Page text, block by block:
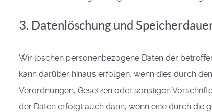
3. Datenlöschung und
Wir löschen personenbezogene Daten der
kann darüber hinaus erfolgen, wenn dies durch
Verordnungen, Gesetzen oder sonstigen
der Daten erfolgt auch dann, wenn eine durch die